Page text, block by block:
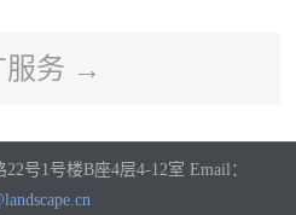
服务 →
号1号楼B座4层4-12室 Email：